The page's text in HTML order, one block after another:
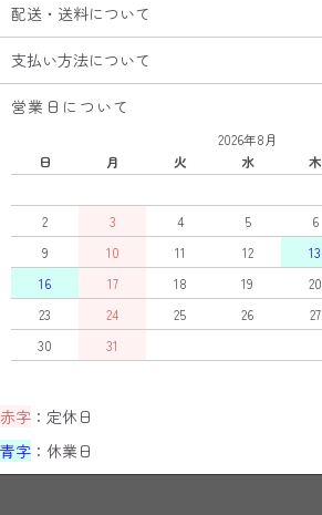
配送・送料について
支払い方法について
営業日について
2026年8月
日
月 火 水 木
2
3 4 5 6
9
10 11 12 13
16
17 18 19 20
23
24 25 26 27
30
31
赤字 ：定休日
青字 ：休業日